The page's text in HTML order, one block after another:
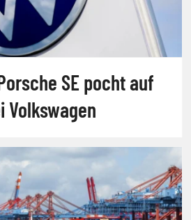
SE pocht auf
Volkswagen